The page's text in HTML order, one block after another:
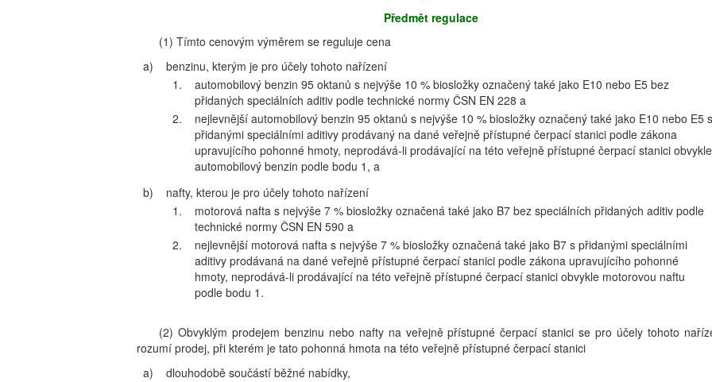
Předmět regulace
(1) Tímto cenovým výměrem se reguluje cena
a)
benzinu, kterým je pro účely tohoto nařízení
1.
automobilový benzin 95 oktanů s nejvýše 10 % biosložky označený také jako E10 nebo E5 bez
přidaných speciálních aditiv podle technické normy ČSN EN 228 a
2.
nejlevnější automobilový benzin 95 oktanů s nejvýše 10 % biosložky označený také jako E10 nebo E5 s
přidanými speciálními aditivy prodávaný na dané veřejně přístupné čerpací stanici podle zákona
upravujícího pohonné hmoty, neprodává-li prodávající na této veřejně přístupné čerpací stanici obvykle
automobilový benzin podle bodu 1, a
b)
nafty, kterou je pro účely tohoto nařízení
1.
motorová nafta s nejvýše 7 % biosložky označená také jako B7 bez speciálních přidaných aditiv podle
technické normy ČSN EN 590 a
2.
nejlevnější motorová nafta s nejvýše 7 % biosložky označená také jako B7 s přidanými speciálními
aditivy prodávaná na dané veřejně přístupné čerpací stanici podle zákona upravujícího pohonné
hmoty, neprodává-li prodávající na této veřejně přístupné čerpací stanici obvykle motorovou naftu
podle bodu 1.
(2) Obvyklým prodejem benzinu nebo nafty na veřejně přístupné čerpací stanici se pro účely tohoto
rozumí prodej, při kterém je tato pohonná hmota na této veřejně přístupné čerpací stanici
a)
dlouhodobě součástí běžné nabídky,